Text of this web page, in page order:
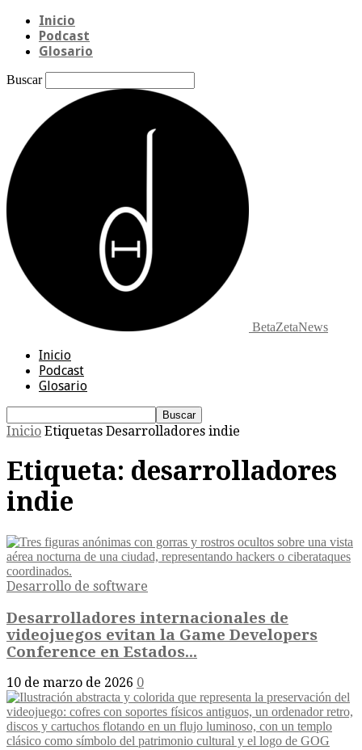
Inicio
Podcast
Glosario
Buscar
BetaZetaNews
Inicio
Podcast
Glosario
Inicio Etiquetas Desarrolladores indie
Etiqueta: desarrolladores
indie
Desarrollo de software
Desarrolladores internacionales de
videojuegos evitan la Game Developers
Conference en Estados...
10 de marzo de 2026 0